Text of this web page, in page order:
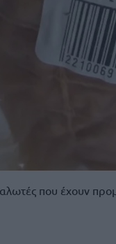
που έχουν